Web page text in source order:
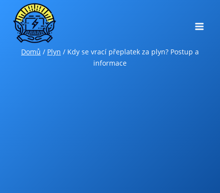
Přeskočit
obsah
Domů / Plyn / Kdy se vrací přeplatek za plyn? Postup a
informace